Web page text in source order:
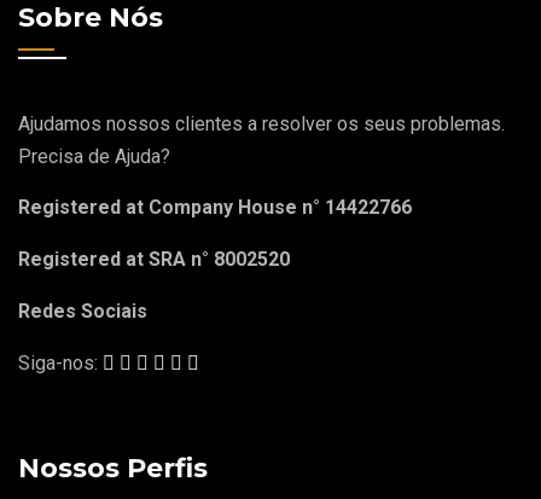
Sobre Nós
Ajudamos nossos clientes a resolver os seus problemas.
Precisa de Ajuda?
Registered at Company House n° 14422766
Registered at SRA n° 8002520
Redes Sociais
Siga-nos:
Nossos Perfis